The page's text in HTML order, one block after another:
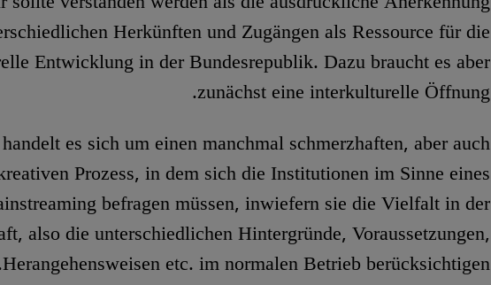
Herkünften und Zugängen als Ressource für die
Entwicklung in der Bundesrepublik. Dazu braucht es aber
zunächst eine interkulturelle Öffnung.
es sich um einen manchmal schmerzhaften, aber auch
Prozess, in dem sich die Institutionen im Sinne eines
befragen müssen, inwiefern sie die Vielfalt in der
also die unterschiedlichen Hintergründe, Voraussetzungen,
Herangehensweisen etc. im normalen Betrieb berücksichtigen.